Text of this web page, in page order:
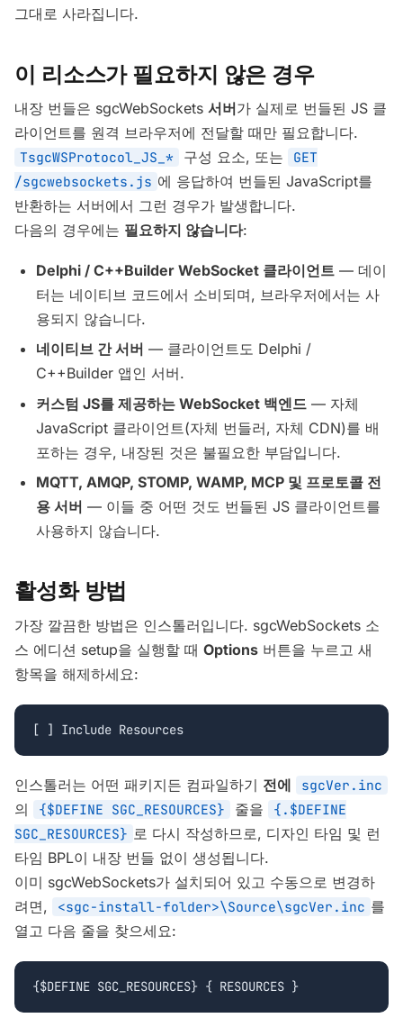
그대로 사라집니다.
이 리소스가 필요하지 않은 경우
내장 번들은 sgcWebSockets 서버가 실제로 번들된 JS 클
라이언트를 원격 브라우저에 전달할 때만 필요합니다.
TsgcWSProtocol_JS_* 구성 요소, 또는
GET
/sgcwebsockets.js 에 응답하여 번들된 JavaScript를
반환하는 서버에서 그런 경우가 발생합니다.
다음의 경우에는 필요하지 않습니다:
Delphi / C++Builder WebSocket 클라이언트 — 데이
터는 네이티브 코드에서 소비되며, 브라우저에서는 사
용되지 않습니다.
네이티브 간 서버 — 클라이언트도 Delphi /
C++Builder 앱인 서버.
커스텀 JS를 제공하는 WebSocket 백엔드 — 자체
JavaScript 클라이언트(자체 번들러, 자체 CDN)를 배
포하는 경우, 내장된 것은 불필요한 부담입니다.
MQTT, AMQP, STOMP, WAMP, MCP 및 프로토콜 전
용 서버 — 이들 중 어떤 것도 번들된 JS 클라이언트를
사용하지 않습니다.
활성화 방법
가장 깔끔한 방법은 인스톨러입니다. sgcWebSockets 소
스 에디션 setup을 실행할 때 Options 버튼을 누르고 새
항목을 해제하세요:
[ ] Include Resources
인스톨러는 어떤 패키지든 컴파일하기 전에 sgcVer.inc
의 {$DEFINE SGC_RESOURCES} 줄을
{.$DEFINE
SGC_RESOURCES} 로 다시 작성하므로, 디자인 타임 및 런
타임 BPL이 내장 번들 없이 생성됩니다.
이미 sgcWebSockets가 설치되어 있고 수동으로 변경하
려면,
<sgc-install-folder>\Source\sgcVer.inc 를
열고 다음 줄을 찾으세요:
{$DEFINE SGC_RESOURCES} { RESOURCES }